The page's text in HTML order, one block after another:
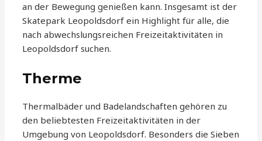
an der Bewegung genießen kann. Insgesamt ist der
Skatepark Leopoldsdorf ein Highlight für alle, die
nach abwechslungsreichen Freizeitaktivitäten in
Leopoldsdorf suchen.
Therme
Thermalbäder und Badelandschaften gehören zu
den beliebtesten Freizeitaktivitäten in der
Umgebung von Leopoldsdorf. Besonders die Sieben